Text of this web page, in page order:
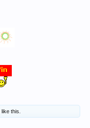
like this.